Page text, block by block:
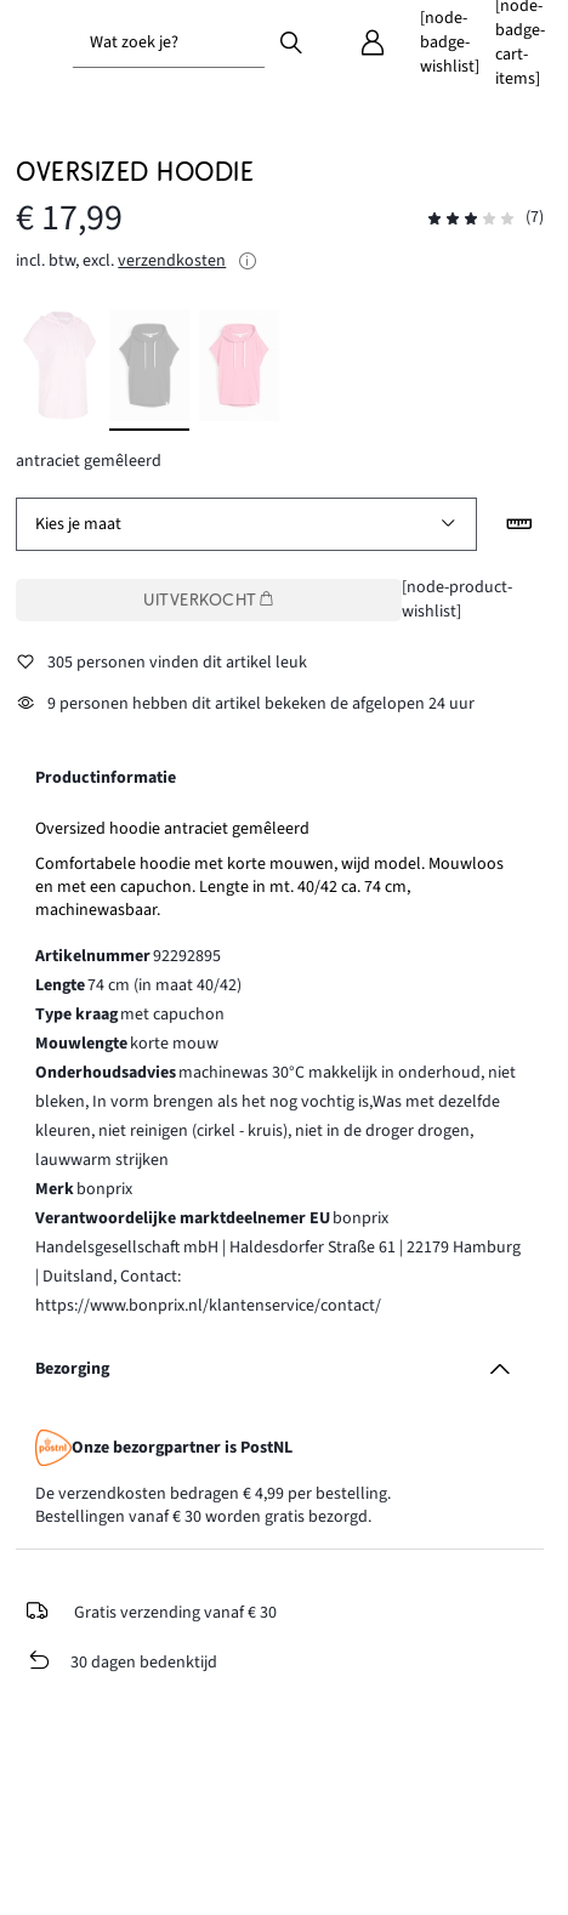
Wat zoek je?
[node-
badge-
wishlist]
[node-
badge-
cart-
items]
OVERSIZED HOODIE
€ 17,99
(7)
incl. btw, excl.verzendkosten
antraciet gemêleerd
Kies je maat
UITVERKOCHT
[node-product-
wishlist]
305 personen vinden dit artikel leuk
9 personen hebben dit artikel bekeken de afgelopen 24 uur
Productinformatie
Oversized hoodie antraciet gemêleerd
Comfortabele hoodie met korte mouwen, wijd model. Mouwloos
en met een capuchon. Lengte in mt. 40/42 ca. 74 cm,
machinewasbaar.
Artikelnummer92292895
Lengte74 cm (in maat 40/42)
Type kraagmet capuchon
Mouwlengtekorte mouw
Onderhoudsadviesmachinewas 30°C makkelijk in onderhoud, niet
bleken, In vorm brengen als het nog vochtig is,Was met dezelfde
kleuren, niet reinigen (cirkel - kruis), niet in de droger drogen,
lauwwarm strijken
Merkbonprix
Verantwoordelijke marktdeelnemer EUbonprix
Handelsgesellschaft mbH | Haldesdorfer Straße 61 | 22179 Hamburg
| Duitsland, Contact:
https://www.bonprix.nl/klantenservice/contact/
Bezorging
Onze bezorgpartner is PostNL
De verzendkosten bedragen € 4,99 per bestelling.
Bestellingen vanaf € 30 worden gratis bezorgd.
Gratis verzending vanaf € 30
30 dagen bedenktijd